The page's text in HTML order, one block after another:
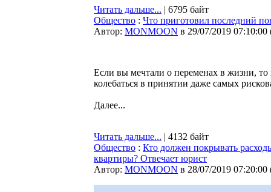
Читать дальше... | 6795 байт
Общество : Что приготовил последний
Автор: MONMOON в 29/07/2019 07:10:00
Если вы мечтали о переменах в жизни, то
колебаться в принятии даже самых
Далее...
Читать дальше... | 4132 байт
Общество : Кто должен покрывать
квартиры? Отвечает юрист
Автор: MONMOON в 28/07/2019 07:20:00